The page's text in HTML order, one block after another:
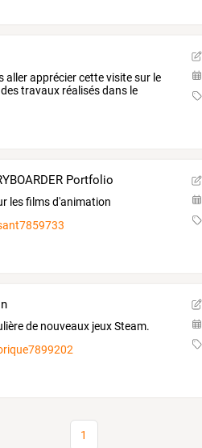
allerappréciercettevisitesur le
destravaux réalisésdans le
Portfolio
les films d'animation
de nouveaux jeux Steam.
1